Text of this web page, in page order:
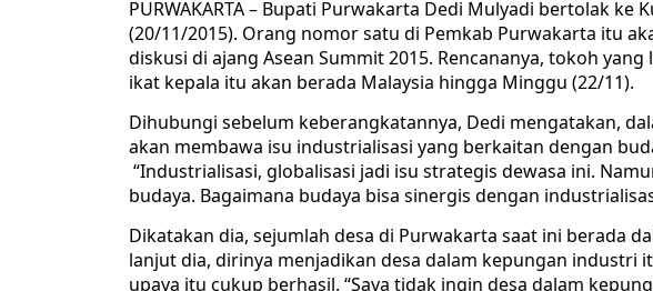
PURWAKARTA – Bupati Purwakarta Dedi Mulyadi bertolak ke
(20/11/2015). Orang nomor satu di Pemkab Purwakarta itu
diskusi di ajang Asean Summit 2015. Rencananya, tokoh
ikat kepala itu akan berada Malaysia hingga Minggu (22/11).
Dihubungi sebelum keberangkatannya, Dedi mengatakan,
akan membawa isu industrialisasi yang berkaitan dengan
“Industrialisasi, globalisasi jadi isu strategis dewasa ini.
budaya. Bagaimana budaya bisa sinergis dengan
Dikatakan dia, sejumlah desa di Purwakarta saat ini berada
lanjut dia, dirinya menjadikan desa dalam kepungan industri
upaya itu cukup berhasil. “Saya tidak ingin desa dalam